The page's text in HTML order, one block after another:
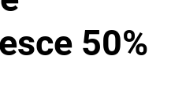
50%